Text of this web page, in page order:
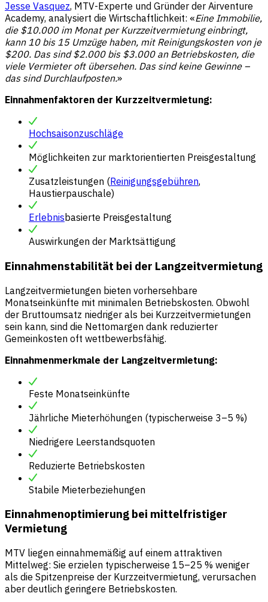
Jesse Vasquez, MTV-Experte und Gründer der Airventure
Academy, analysiert die Wirtschaftlichkeit: «Eine Immobilie,
die $10.000 im Monat per Kurzzeitvermietung einbringt,
kann 10 bis 15 Umzüge haben, mit Reinigungskosten von je
$200. Das sind $2.000 bis $3.000 an Betriebskosten, die
viele Vermieter oft übersehen. Das sind keine Gewinne –
das sind Durchlaufposten.»
Einnahmenfaktoren der Kurzzeitvermietung:
Hochsaisonzuschläge
Möglichkeiten zur marktorientierten Preisgestaltung
Zusatzleistungen (Reinigungsgebühren,
Haustierpauschale)
Erlebnis basierte Preisgestaltung
Auswirkungen der Marktsättigung
Einnahmenstabilität bei der Langzeitvermietung
Langzeitvermietungen bieten vorhersehbare
Monatseinkünfte mit minimalen Betriebskosten. Obwohl
der Bruttoumsatz niedriger als bei Kurzzeitvermietungen
sein kann, sind die Nettomargen dank reduzierter
Gemeinkosten oft wettbewerbsfähig.
Einnahmenmerkmale der Langzeitvermietung:
Feste Monatseinkünfte
Jährliche Mieterhöhungen (typischerweise 3–5 %)
Niedrigere Leerstandsquoten
Reduzierte Betriebskosten
Stabile Mieterbeziehungen
Einnahmenoptimierung bei mittelfristiger
Vermietung
MTV liegen einnahmemäßig auf einem attraktiven
Mittelweg: Sie erzielen typischerweise 15–25 % weniger
als die Spitzenpreise der Kurzzeitvermietung, verursachen
aber deutlich geringere Betriebskosten.